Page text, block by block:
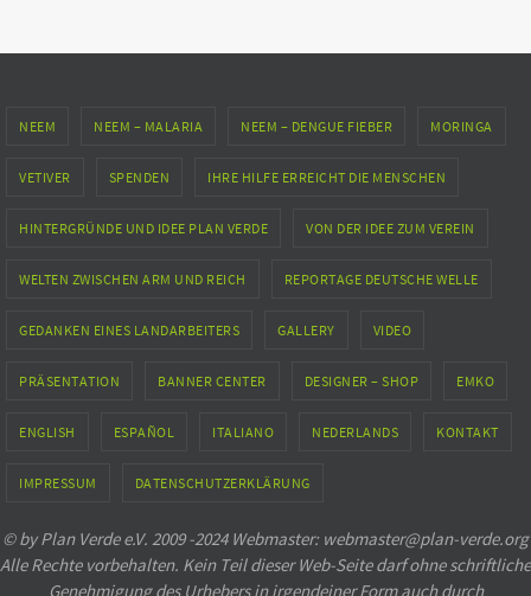
NEEM NEEM – MALARIA NEEM – DENGUE FIEBER MORINGA
VETIVER SPENDEN IHRE HILFE ERREICHT DIE MENSCHEN
HINTERGRÜNDE UND IDEE PLAN VERDE VON DER IDEE ZUM VEREIN
WELTEN ZWISCHEN ARM UND REICH REPORTAGE DEUTSCHE WELLE
GEDANKEN EINES LANDARBEITERS GALLERY VIDEO
PRÄSENTATION BANNER CENTER DESIGNER – SHOP EMKO
ENGLISH ESPAÑOL ITALIANO NEDERLANDS KONTAKT
IMPRESSUM DATENSCHUTZERKLÄRUNG
© by Plan Verde e.V. 2009 -2024 Webmaster: webmaster@plan-verde.org
Alle Rechte vorbehalten. Kein Teil dieser Web-Seite darf ohne schriftliche
Genehmigung des Urhebers in irgendeiner Form auch durch